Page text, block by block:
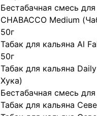
Бестабачная смесь для
CHABACCO Medium
50г
Табак для кальяна Al
50г
Табак для кальяна
Хука)
Бестабачная смесь
Табак для кальяна